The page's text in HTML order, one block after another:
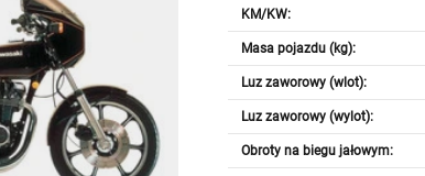
KM/KW:
Masa pojazdu (kg):
Luz zaworowy (wlot):
Luz zaworowy (wylot):
Obroty na biegu jałowym: